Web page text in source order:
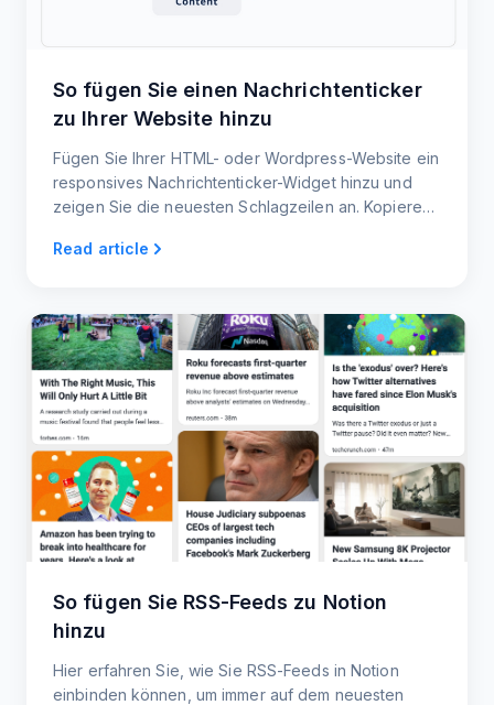
So fügen Sie einen Nachrichtenticker
zu Ihrer Website hinzu
Fügen Sie Ihrer HTML- oder Wordpress-Website ein
responsives Nachrichtenticker-Widget hinzu und
zeigen Sie die neuesten Schlagzeilen an. Kopieren
es ein. Das war's!
Read article
So fügen Sie RSS-Feeds zu Notion
hinzu
Hier erfahren Sie, wie Sie RSS-Feeds in Notion
einbinden können, um immer auf dem neuesten